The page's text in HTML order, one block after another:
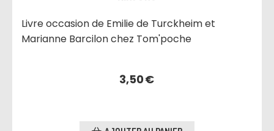
Livre occasion de Emilie de Turckheim et
Marianne Barcilon chez Tom'poche
3,50€